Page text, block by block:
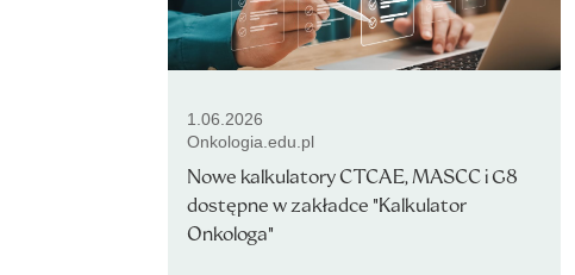
1.06.2026
Onkologia.edu.pl
Nowe kalkulatory CTCAE, MASCC i G8
dostępne w zakładce "Kalkulator
Onkologa"